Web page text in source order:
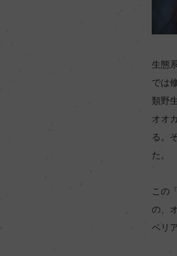
生態
では
類野
オオ
る。
た。
この
の、
ベリ